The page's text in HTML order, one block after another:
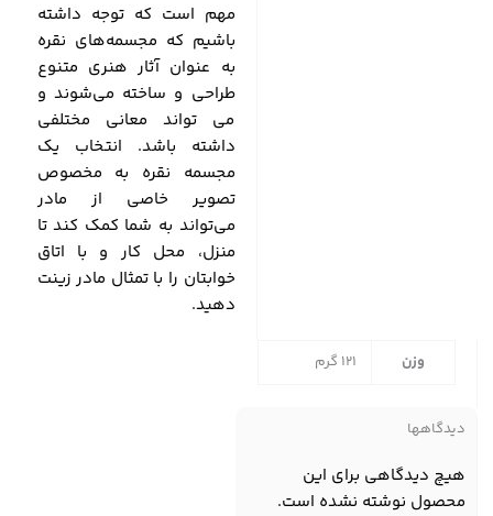
مهم است که توجه داشته
باشیم که مجسمه‌های نقره
به عنوان آثار هنری متنوع
طراحی و ساخته می‌شوند و
می تواند معانی مختلفی
داشته باشد. انتخاب یک
مجسمه نقره به مخصوص
تصویر خاصی از مادر
می‌تواند به شما کمک کند تا
منزل، محل کار و با اتاق
خوابتان را با تمثال مادر زینت
دهید.
وزن 121 گرم
دیدگاهها
هیچ دیدگاهی برای این
محصول نوشته نشده است.